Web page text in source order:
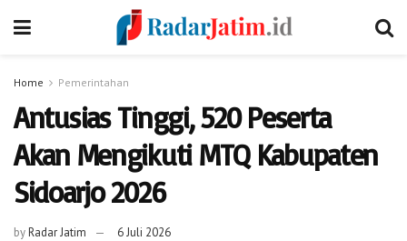
Home Pemerintahan
Antusias Tinggi, 520 Peserta
Akan Mengikuti MTQ Kabupaten
Sidoarjo 2026
byRadar Jatim 6 Juli 2026